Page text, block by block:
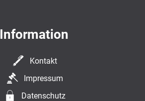
Information
Kontakt
Impressum
Datenschutz